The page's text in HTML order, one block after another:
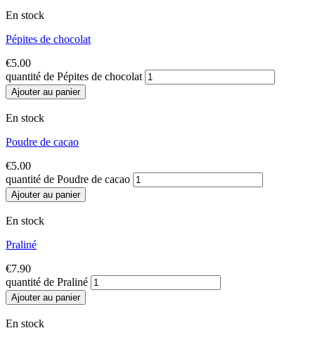
En stock
Pépites de chocolat
€5.00
quantité de Pépites de chocolat
Ajouter au panier
En stock
Poudre de cacao
€5.00
quantité de Poudre de cacao
Ajouter au panier
En stock
Praliné
€7.90
quantité de Praliné
Ajouter au panier
En stock